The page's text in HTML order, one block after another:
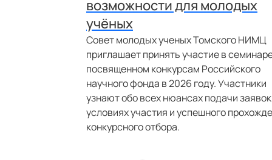
возможности для молодых
учёных
Совет молодых ученых Томского НИМЦ
приглашает принять участие в
посвященном конкурсам Российского
научного фонда в 2026 году. Участники
узнают обо всех нюансах подачи
условиях участия и успешного
конкурсного отбора.